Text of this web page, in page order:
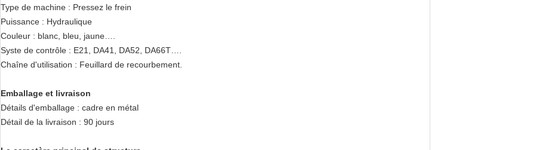
Type de machine : Pressez le frein
Puissance : Hydraulique
Couleur : blanc, bleu, jaune….
Syste de contrôle : E21, DA41, DA52, DA66T….
Chaîne d'utilisation : Feuillard de recourbement.
Emballage et livraison
Détails d'emballage : cadre en métal
Détail de la livraison : 90 jours